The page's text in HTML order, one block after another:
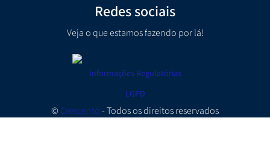
Redes sociais
Veja o que estamos fazendo por lá!
Informações Regulatórias
LGPD
© Crescento- Todos os direitos reservados